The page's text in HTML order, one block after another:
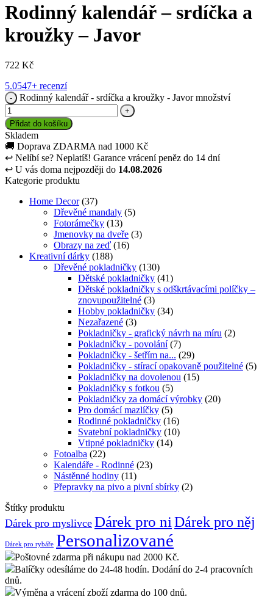
Rodinný kalendář – srdíčka a
kroužky – Javor
722 Kč
5.0547+ recenzí
Rodinný kalendář - srdíčka a kroužky - Javor množství
Přidat do košíku
Skladem
🚚 Doprava ZDARMA nad 1000 Kč
↩ Nelíbí se? Neplatíš! Garance vrácení peněz do 14 dní
↩ U vás doma nejpozději do 14.08.2026
Kategorie produktu
Home Decor (37)
Dřevěné mandaly (5)
Fotorámečky (13)
Jmenovky na dveře (3)
Obrazy na zeď (16)
Kreativní dárky (188)
Dřevěné pokladničky (130)
Dětské pokladničky (41)
Dětské pokladničky s odškrtávacími políčky –
znovupoužitelné (3)
Hobby pokladničky (34)
Nezařazené (3)
Pokladničky - grafický návrh na míru (2)
Pokladničky - povolání (7)
Pokladničky - šetřím na... (29)
Pokladničky - stírací opakovaně použitelné (5)
Pokladničky na dovolenou (15)
Pokladničky s fotkou (5)
Pokladničky za domácí výrobky (20)
Pro domácí mazlíčky (5)
Rodinné pokladničky (16)
Svatební pokladničky (10)
Vtipné pokladničky (14)
Fotoalba (22)
Kalendáře - Rodinné (23)
Nástěnné hodiny (11)
Přepravky na pivo a pivní sbírky (2)
Štítky produktu
Dárek pro myslivce Dárek pro ni Dárek pro něj
Dárek pro rybáře Personalizované
Poštovné zdarma při nákupu nad 2000 Kč.
Balíčky odesíláme do 24-48 hodín. Dodání do 2-4 pracovních
dnů.
Výměna a vrácení zboží zdarma do 100 dnů.